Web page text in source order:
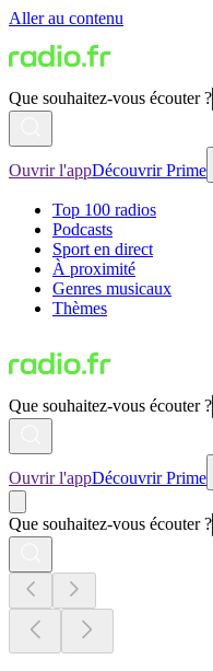
Aller au contenu
Que souhaitez-vous écouter ?
Ouvrir l'appDécouvrir Prime
Top 100 radios
Podcasts
Sport en direct
À proximité
Genres musicaux
Thèmes
Que souhaitez-vous écouter ?
Ouvrir l'appDécouvrir Prime
Que souhaitez-vous écouter ?